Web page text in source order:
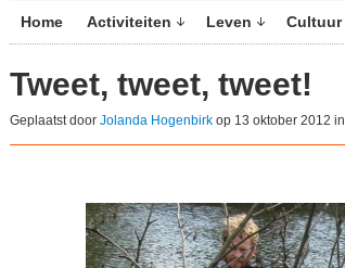
Home Activiteiten Leven Cultuur
Tweet, tweet, tweet!
Geplaatst door Jolanda Hogenbirk op 13 oktober 2012 in